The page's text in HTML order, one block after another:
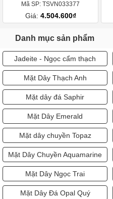
Mã SP: TSVN033377
Giá: 4.504.600₫
Danh mục sản phẩm
Jadeite - Ngọc cẩm thạch
Mặt Dây Thạch Anh
Mặt dây đá Saphir
Mặt Dây Emerald
Mặt dây chuyền Topaz
Mặt Dây Chuyền Aquamarine
Mặt Dây Ngọc Trai
Mặt Dây Đá Opal Quý